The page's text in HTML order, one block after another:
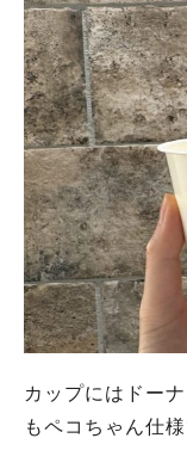
カップにはドー
もペコちゃん仕